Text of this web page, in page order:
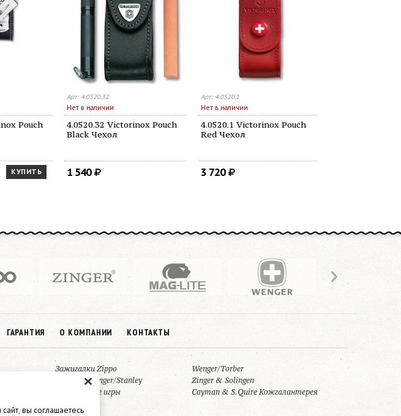
Pouch
КУПИТЬ
Арт: 4.0520.32
Нет в наличии
4.0520.32 Victorinox Pouch
Black Чехол
1 540
Арт: 4.0520.1
Нет в наличии
4.0520.1 Victorinox Pouch
Red Чехол
3 720
ГАРАНТИЯ О КОМПАНИИ КОНТАКТЫ
Зажигалки Zippo
Wenger/Torber
Thermos/Stinger/Stanley
Zinger & Solingen
Настольные игры
Cayman & S.Quire Кожгалантерея
×
вы соглашаетесь